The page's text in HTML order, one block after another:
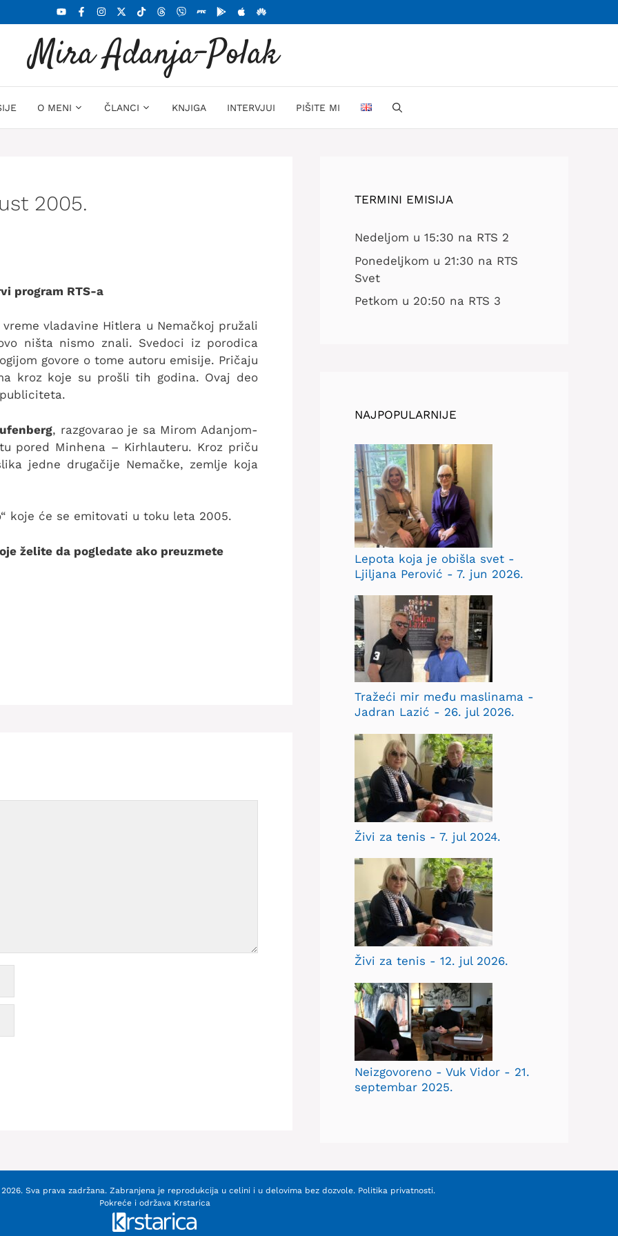
Mira Adanja-Polak
O MENI ČLANCI KNJIGA INTERVJUI PIŠITE MI
2005.
program RTS-a
vladavine Hitlera u Nemačkoj pružali
ništa nismo znali. Svedoci iz porodica
govore o tome autoru emisije. Pričaju
kroz koje su prošli tih godina. Ovaj deo
, razgovarao je sa Mirom Adanjom-
pored Minhena – Kirhlauteru. Kroz priču
jedne drugačije Nemačke, zemlje koja
koje će se emitovati u toku leta 2005.
želite da pogledate ako preuzmete
TERMINI EMISIJA
Nedeljom u 15:30 na RTS 2
Ponedeljkom u 21:30 na RTS
Svet
Petkom u 20:50 na RTS 3
NAJPOPULARNIJE
Lepota koja je obišla svet -
Ljiljana Perović - 7. jun 2026.
Tražeći mir među maslinama -
Jadran Lazić - 26. jul 2026.
Živi za tenis - 7. jul 2024.
Živi za tenis - 12. jul 2026.
Neizgovoreno - Vuk Vidor - 21.
septembar 2025.
Sva prava zadržana. Zabranjena je reprodukcija u celini i u delovima bez dozvole. Politika privatnosti.
Pokreće i održava Krstarica